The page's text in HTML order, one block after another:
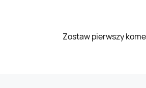
Zostaw pierwszy